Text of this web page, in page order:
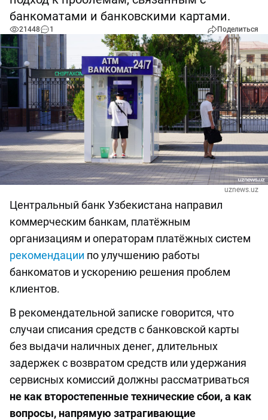
банкоматами и банковскими картами.
21448 1 Поделиться
uznews.uz
Центральный банк Узбекистана направил
коммерческим банкам, платёжным
организациям и операторам платёжных систем
рекомендации по улучшению работы
банкоматов и ускорению решения проблем
клиентов.
В рекомендательной записке говорится, что
случаи списания средств с банковской карты
без выдачи наличных денег, длительных
задержек с возвратом средств или удержания
сервисных комиссий должны рассматриваться
не как второстепенные технические сбои, а как
вопросы, напрямую затрагивающие